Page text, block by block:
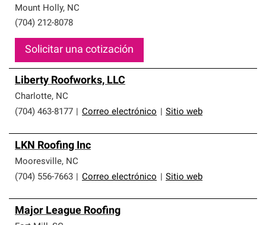
Mount Holly, NC
(704) 212-8078
Solicitar una cotización
Liberty Roofworks, LLC
Charlotte, NC
(704) 463-8177
Correo electrónico Sitio web
LKN Roofing Inc
Mooresville, NC
(704) 556-7663
Correo electrónico Sitio web
Major League Roofing